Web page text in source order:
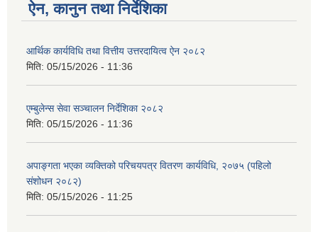
ऐन, कानुन तथा निर्देशिका
आर्थिक कार्यविधि तथा वित्तीय उत्तरदायित्व ऐन २०८२
मिति: 05/15/2026 - 11:36
एम्बुलेन्स सेवा सञ्चालन निर्देशिका २०८२
मिति: 05/15/2026 - 11:36
अपाङ्गता भएका व्यक्तिको परिचयपत्र वितरण कार्यविधि, २०७५ (पहिलो
संशोधन २०८२)
मिति: 05/15/2026 - 11:25